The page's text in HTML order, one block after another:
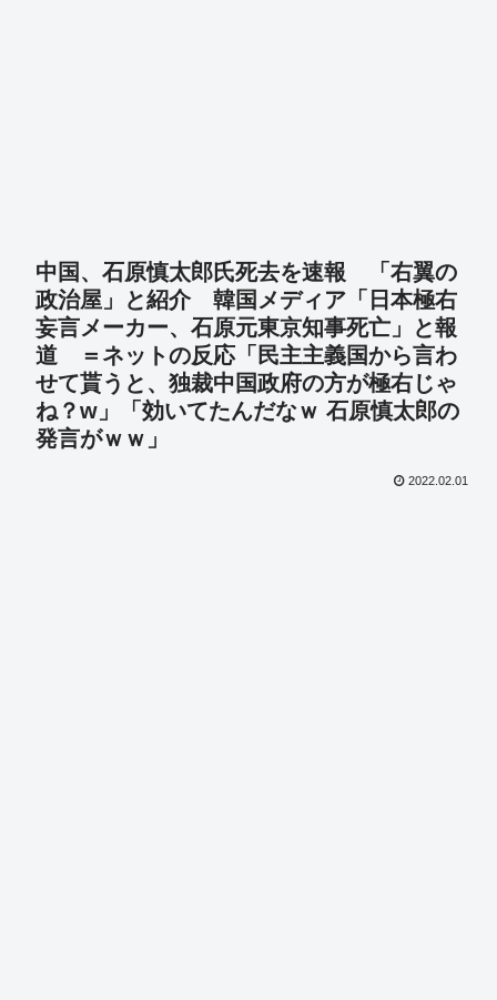
中国、石原慎太郎氏死去を速報 「右翼の
政治屋」と紹介 韓国メディア「日本極右
妄言メーカー、石原元東京知事死亡」と報
道 ＝ネットの反応「民主主義国から言わ
せて貰うと、独裁中国政府の方が極右じゃ
ね？w」「効いてたんだなｗ 石原慎太郎の
発言がｗｗ」
2022.02.01